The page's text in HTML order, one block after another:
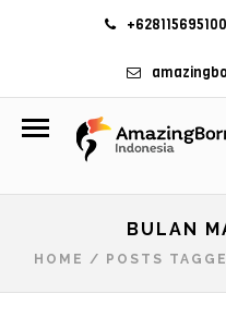
+628115695100
BULAN
HOME / POSTS